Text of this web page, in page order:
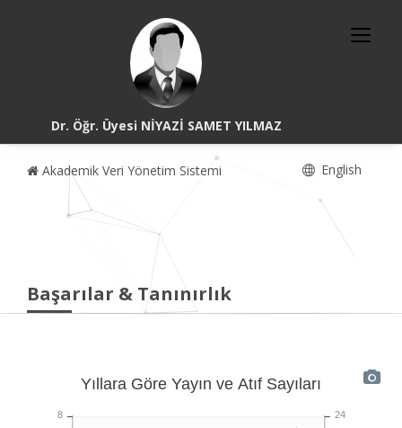
Dr. Öğr. Üyesi NİYAZİ SAMET YILMAZ
Akademik Veri Yönetim Sistemi English
Başarılar & Tanınırlık
Yıllara Göre Yayın ve Atıf Sayıları
24
8